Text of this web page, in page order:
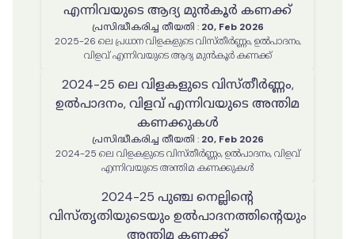
എന്നിവയുടെ ആദ്യ മുൻകൂർ കണക്ക്
പ്രസിദ്ധീകരിച്ച തീയതി : 20, Feb 2026
2025-26 ലെ പ്രധാന വിളകളുടെ വിസ്തീർണ്ണം, ഉൽപാദനം,
വിളവ് എന്നിവയുടെ ആദ്യ മുൻകൂർ കണക്ക്
2024-25 ലെ വിളകളുടെ വിസ്തീർണ്ണം,
ഉൽപാദനം, വിളവ് എന്നിവയുടെ അന്തിമ
കണക്കുകൾ
പ്രസിദ്ധീകരിച്ച തീയതി : 20, Feb 2026
2024-25 ലെ വിളകളുടെ വിസ്തീർണ്ണം, ഉൽപാദനം, വിളവ്
എന്നിവയുടെ അന്തിമ കണക്കുകൾ
2024-25 പുഞ്ച നെല്ലിന്റെ
വിസ്തൃതിയുടെയും ഉൽപാദനത്തിന്റെയും
അന്തിമ കണക്ക്